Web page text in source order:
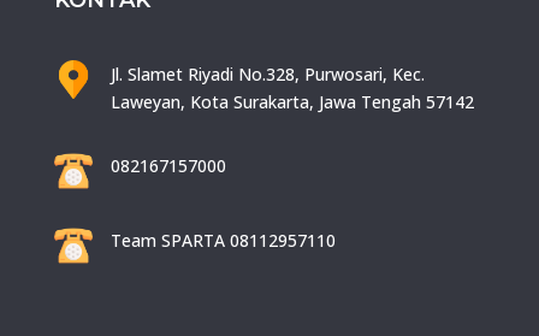
Jl. Slamet Riyadi No.328, Purwosari, Kec.
Laweyan, Kota Surakarta, Jawa Tengah 57142
082167157000
Team SPARTA 08112957110